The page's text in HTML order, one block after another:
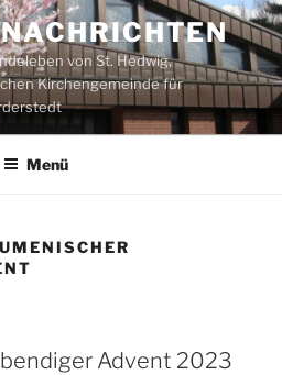
von St. Hedwig,
Kirchengemeinde für
Menü
Advent 2023